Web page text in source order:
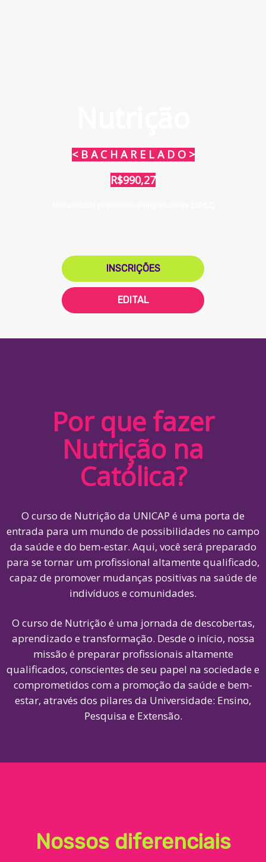
< B A C H A R E L A D O >
R$990,27
INSCRIÇÕES
EDITAL
Por que fazer
Nutrição na
Católica?
O curso de Nutrição da UNICAP é uma porta de
entrada para um mundo de possibilidades no campo
da saúde e do bem-estar. Aqui, você será preparado
para se tornar um profissional altamente qualificado,
capaz de promover mudanças positivas na saúde de
indivíduos e comunidades.
O curso de Nutrição é uma jornada de descobertas,
aprendizado e transformação. Desde o início, nossa
missão é preparar profissionais altamente
qualificados, conscientes de seu papel na sociedade e
comprometidos com a promoção da saúde e bem-
estar, através dos pilares da Universidade: Ensino,
Pesquisa e Extensão.
Nossos diferenciais